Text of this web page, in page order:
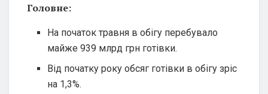
Головне:
На початок травня в обігу перебувало
майже 939 млрд грн готівки.
Від початку року обсяг готівки в обігу зріс
на 1,3%.